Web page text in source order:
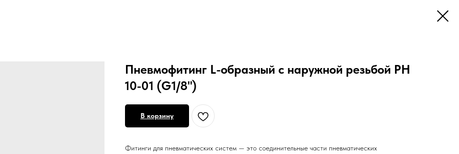
Пневмофитинг L-образный с наружной резьбой PH
10-01 (G1/8")
В корзину
Фитинги для пневматических систем — это соединительные части пневматических